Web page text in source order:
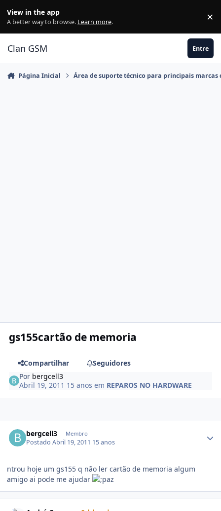
View in the app
A better way to browse. Learn more. ×
Clan GSM Entre
Página Inicial Área de suporte técnico para principais marcas
gs155cartão de memoria
Compartilhar
Seguidores
Por bergcell3
Abril 19, 2011 15 anos em REPAROS NO HARDWARE
bergcell3 Membro
PostadoAbril 19, 2011 15 anos
ntrou hoje um gs155 q não ler cartão de memoria algum
amigo ai pode me ajudar